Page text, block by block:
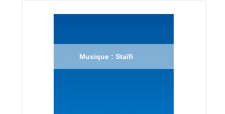
Musique : Staïfi